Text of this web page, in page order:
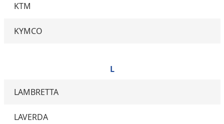
KTM
KYMCO
L
LAMBRETTA
LAVERDA